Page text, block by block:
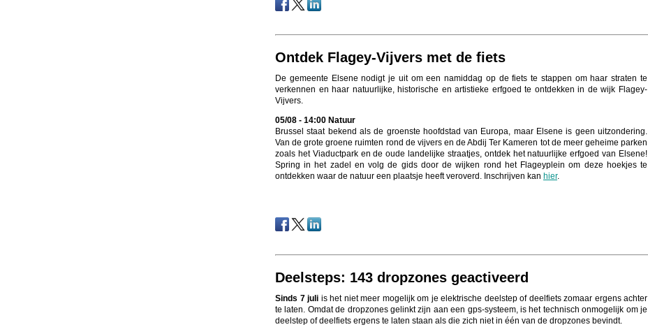
Ontdek Flagey-Vijvers met de fiets
De gemeente Elsene nodigt je uit om een namiddag op de fiets te stappen om haar straten te
verkennen en haar natuurlijke, historische en artistieke erfgoed te ontdekken in de wijk Flagey-
Vijvers.
05/08 - 14:00 Natuur
Brussel staat bekend als de groenste hoofdstad van Europa, maar Elsene is geen uitzondering.
Van de grote groene ruimten rond de vijvers en de Abdij Ter Kameren tot de meer geheime parken
zoals het Viaductpark en de oude landelijke straatjes, ontdek het natuurlijke erfgoed van Elsene!
Spring in het zadel en volg de gids door de wijken rond het Flageyplein om deze hoekjes te
ontdekken waar de natuur een plaatsje heeft veroverd. Inschrijven kan hier.
Deelsteps: 143 dropzones geactiveerd
Sinds 7 juli is het niet meer mogelijk om je elektrische deelstep of deelfiets zomaar ergens achter
te laten. Omdat de dropzones gelinkt zijn aan een gps-systeem, is het technisch onmogelijk om je
deelstep of deelfiets ergens te laten staan als die zich niet in één van de dropzones bevindt.